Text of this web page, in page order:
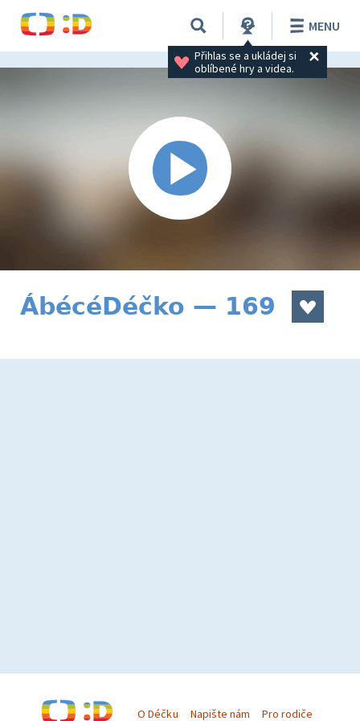
Přihlas se a ukládej si
oblíbené hry a videa.
MENU
ÁbécéDéčko — 169
O Déčku Napište nám Pro rodiče